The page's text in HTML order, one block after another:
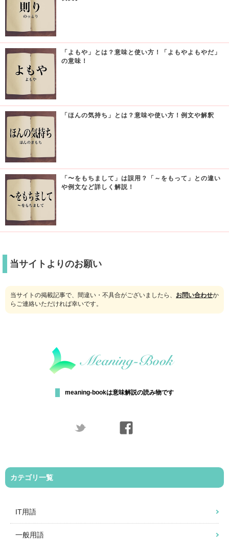
「よもや」とは？意味と使い方！「よもやよもやだ」
の意味！
「ほんの気持ち」とは？意味や使い方！例文や解釈
「〜をもちまして」は誤用？「～をもって」との違い
や例文など詳しく解説！
当サイトよりのお願い
当サイトの掲載記事で、間違い・不具合がございましたら、 お問い合わせか
らご連絡いただければ幸いです。
meaning-bookは意味解説の読み物です
カテゴリ一覧
IT用語
一般用語